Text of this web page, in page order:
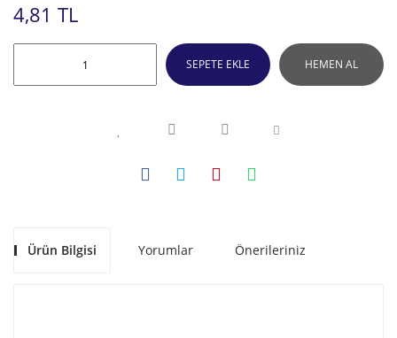
4,81 TL
SEPETE EKLE HEMEN AL
Ürün Bilgisi Yorumlar Önerileriniz